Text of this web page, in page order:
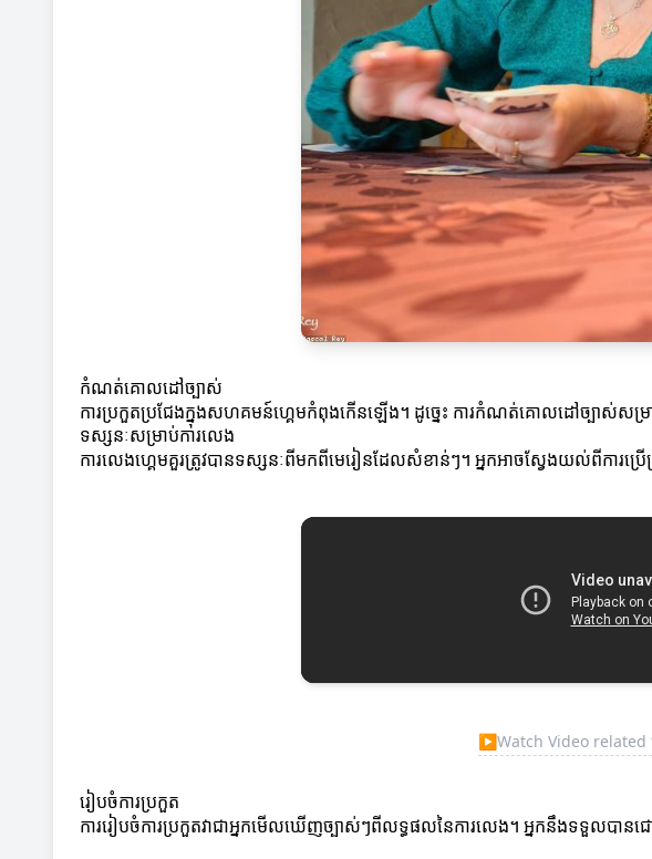
កំណត់គោលដៅច្បាស់
ការប្រកួតប្រជែងក្នុងសហគមន៍ហ្គេមកំពុងកើនឡើង។ ដូច្នេះ ការកំណត់គោលដៅច្បាស់ស
ទស្សនៈសម្រាប់ការលេង
ការលេងហ្គេមគួរត្រូវបានទស្សនៈពីមកពីមេរៀនដែលសំខាន់ៗ។ អ្នកអាចស្វែងយល់ពីការប្
▶Watch Video related
រៀបចំការប្រកួត
ការរៀបចំការប្រកួតវាជាអ្នកមើលឃើញច្បាស់ៗពីលទ្ធផលនៃការលេង។ អ្នកនឹងទទួលបា